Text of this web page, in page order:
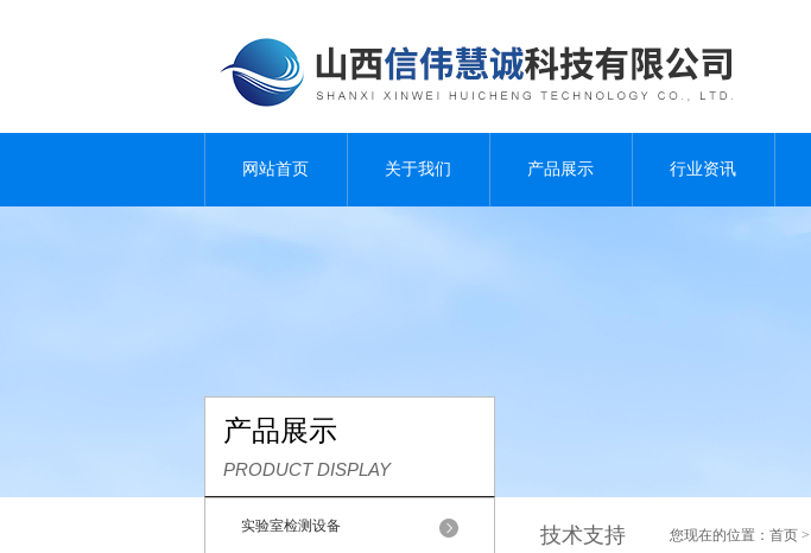
网站首页 关于我们 产品展示 行业资讯
产品展示
PRODUCT DISPLAY
实验室检测设备 技术支持 您现在的位置： 首页 >